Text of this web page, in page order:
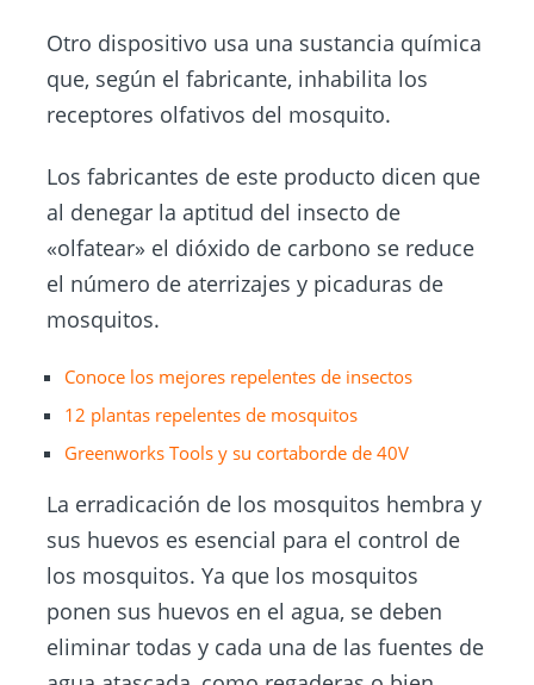
Otro dispositivo usa una sustancia química
que, según el fabricante, inhabilita los
receptores olfativos del mosquito.
Los fabricantes de este producto dicen que
al denegar la aptitud del insecto de
«olfatear» el dióxido de carbono se reduce
el número de aterrizajes y picaduras de
mosquitos.
Conoce los mejores repelentes de insectos
12 plantas repelentes de mosquitos
Greenworks Tools y su cortaborde de 40V
La erradicación de los mosquitos hembra y
sus huevos es esencial para el control de
los mosquitos. Ya que los mosquitos
ponen sus huevos en el agua, se deben
eliminar todas y cada una de las fuentes de